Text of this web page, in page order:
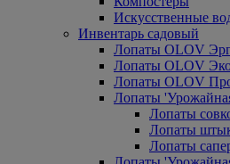
Искусственные
Инвентарь садовый
Лопаты OLOV
Лопаты OLOV
Лопаты OLOV
Лопаты
Лопаты
Лопаты
Лопаты